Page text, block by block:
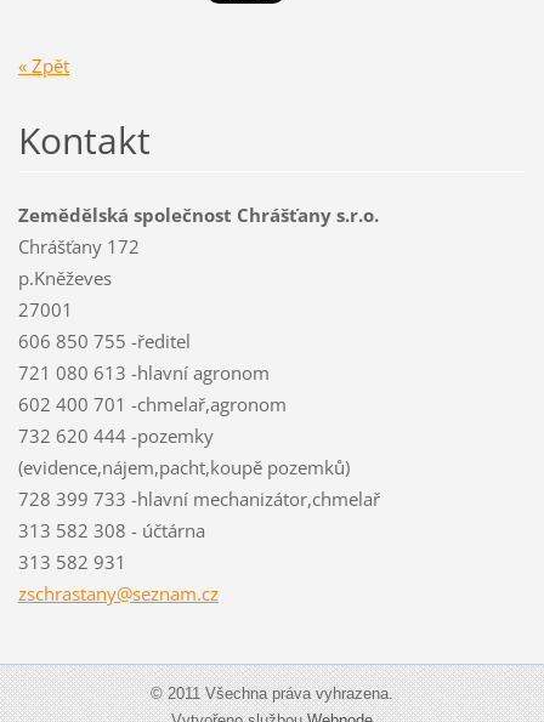
« Zpět
Kontakt
Zemědělská společnost Chrášťany s.r.o.
Chrášťany 172
p.Kněževes
27001
606 850 755 -ředitel
721 080 613 -hlavní agronom
602 400 701 -chmelař,agronom
732 620 444 -pozemky
(evidence,nájem,pacht,koupě pozemků)
728 399 733 -hlavní mechanizátor,chmelař
313 582 308 - účtárna
313 582 931
zschrastany@seznam.cz
© 2011 Všechna práva vyhrazena.